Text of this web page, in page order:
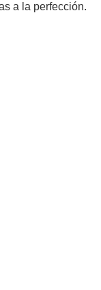
a la perfección.